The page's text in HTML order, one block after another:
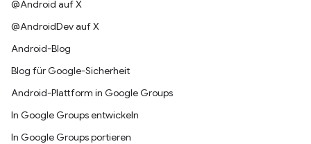
@Android auf X
@AndroidDev auf X
Android-Blog
Blog für Google-Sicherheit
Android-Plattform in Google Groups
In Google Groups entwickeln
In Google Groups portieren